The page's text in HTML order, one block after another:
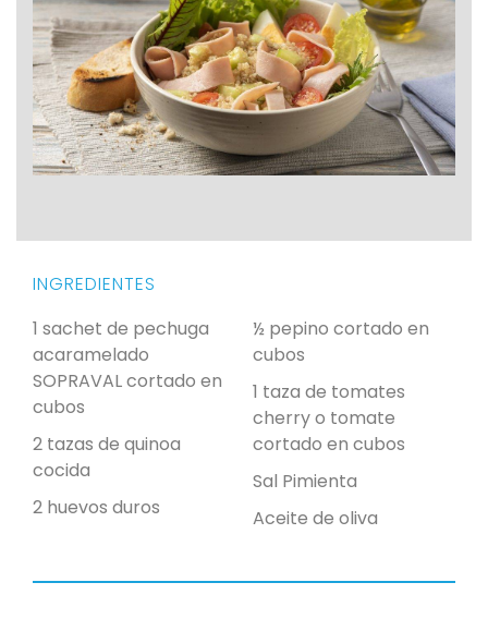
INGREDIENTES
1 sachet de pechuga
acaramelado
SOPRAVAL cortado en
cubos
2 tazas de quinoa
cocida
2 huevos duros
½ pepino cortado en
cubos
1 taza de tomates
cherry o tomate
cortado en cubos
Sal Pimienta
Aceite de oliva